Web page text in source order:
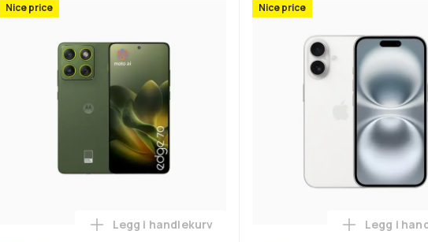
XCover7 - Enterprise Edition - 5G smarttelefon - dobbelt-SIM - RAM 6
Nice price
Legg Motorola Edge 70 - 512GB/12GB - Pantone
Legg i handlekurv
Nice price
Legg i